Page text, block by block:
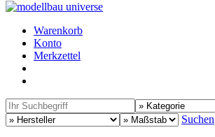
Warenkorb
Konto
Merkzettel
Suchen